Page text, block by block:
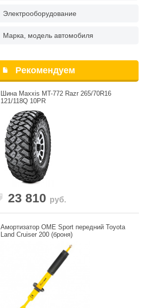
Электрооборудование
Марка, модель автомобиля
Рекомендуем
Шина Maxxis MT-772 Razr 265/70R16
121/118Q 10PR
23 810 руб.
Амортизатор OME Sport передний Toyota
Land Cruiser 200 (броня)